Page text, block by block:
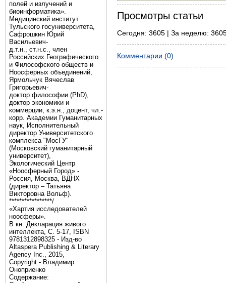
полей и излучений и
биоинформатика».
Медицинский институт
Тульского госуниверситета,
Сафрошкин Юрий
Васильевич-
д.т.н., ст.н.с., член
Российских Географического
и Философского обществ и
Ноосферных объединений,
Ярмольчук Вячеслав
Григорьевич-
доктор философии (PhD),
доктор экономики и
коммерции, к.э.н., доцент, чл.-
корр. Академии Гуманитарных
наук, Исполнительный
директор Университетского
комплекса "МосГУ"
(Московский гуманитарный
университет),
Экологический Центр
«Ноосферный Город» -
Россия, Москва, ВДНХ
(директор – Татьяна
Викторовна Вольф).
*****************/
«Хартия исследователей
ноосферы».
В кн. Декларация живого
интеллекта, С. 5-17, ISBN
9781312898325 - Изд-во
Altaspera Publishing & Literary
Agency Inc., 2015,
Copyright - Владимир
Оноприенко
Содержание:
Просмотры статьи
Сегодня: 3605 | За неделю:
Комментарии (0)